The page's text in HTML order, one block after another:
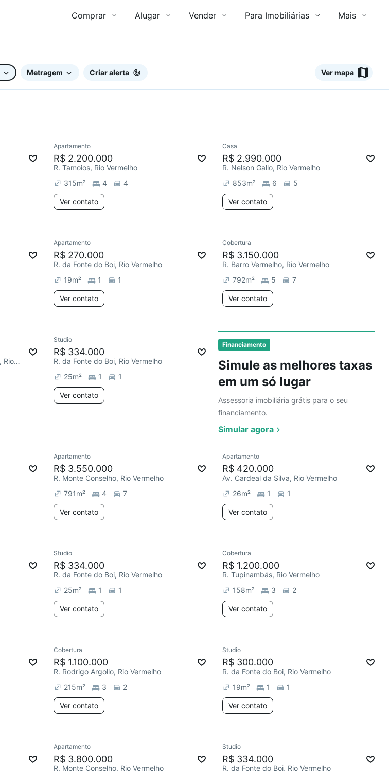
Comprar Alugar Vender Para Imobiliárias Mais
Metragem Criar alerta Ver mapa
Financiamento
Simule as melhores taxas
em um só lugar
Assessoria imobiliária grátis para o seu
financiamento.
Simular agora
Apartamento
R$ 2.200.000
R. Tamoios, Rio Vermelho
315m² 4 4
Ver contato
Casa
R$ 2.990.000
R. Nelson Gallo, Rio Vermelho
853m² 6 5
Ver contato
Redecorar
Apartamento
R$ 270.000
R. da Fonte do Boi, Rio Vermelho
19m² 1 1
Ver contato
Redecorar
Cobertura
R$ 3.150.000
R. Barro Vermelho, Rio Vermelho
792m² 5 7
Ver contato
Ver
Travessa Bartholomeu de Gusmão, Rio Vermelho
Studio
R$ 334.000
R. da Fonte do Boi, Rio Vermelho
25m² 1 1
Ver contato
Apartamento
R$ 3.550.000
R. Monte Conselho, Rio Vermelho
791m² 4 7
Ver contato
Apartamento
R$ 420.000
Av. Cardeal da Silva, Rio Vermelho
26m² 1 1
Ver contato
Studio
R$ 334.000
R. da Fonte do Boi, Rio Vermelho
25m² 1 1
Ver contato
Cobertura
R$ 1.200.000
R. Tupinambás, Rio Vermelho
158m² 3 2
Ver contato
Cobertura
R$ 1.100.000
R. Rodrigo Argollo, Rio Vermelho
215m² 3 2
Ver contato
Studio
R$ 300.000
R. da Fonte do Boi, Rio Vermelho
19m² 1 1
Ver contato
Apartamento
R$ 3.800.000
R. Monte Conselho, Rio Vermelho
Studio
R$ 334.000
R. da Fonte do Boi, Rio Vermelho